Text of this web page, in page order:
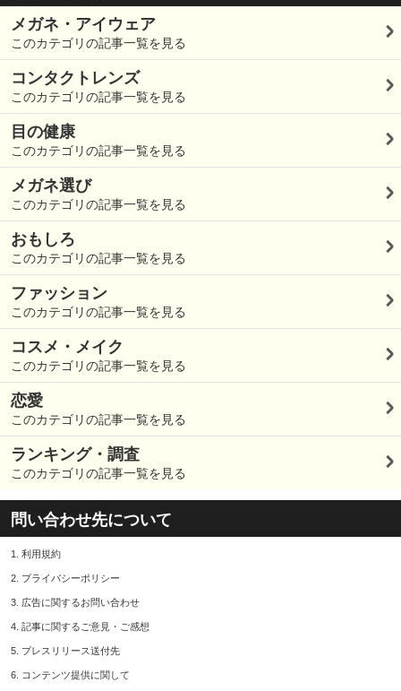
メガネ・アイウェア
このカテゴリの記事一覧を見る
コンタクトレンズ
このカテゴリの記事一覧を見る
目の健康
このカテゴリの記事一覧を見る
メガネ選び
このカテゴリの記事一覧を見る
おもしろ
このカテゴリの記事一覧を見る
ファッション
このカテゴリの記事一覧を見る
コスメ・メイク
このカテゴリの記事一覧を見る
恋愛
このカテゴリの記事一覧を見る
ランキング・調査
このカテゴリの記事一覧を見る
問い合わせ先について
1. 利用規約
2. プライバシーポリシー
3. 広告に関するお問い合わせ
4. 記事に関するご意見・ご感想
5. プレスリリース送付先
6. コンテンツ提供に関して